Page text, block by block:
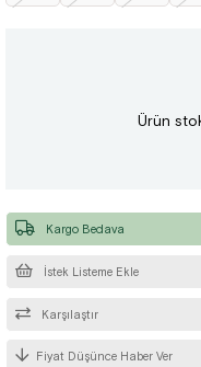
Ürün
İstek Listeme Ekle
Karşılaştır
Fiyat Düşünce Haber Ver
Kargo Bedava